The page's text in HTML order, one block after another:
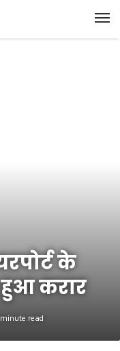
के
करार
read